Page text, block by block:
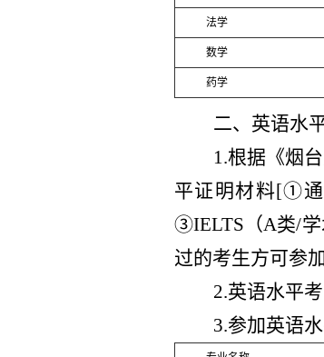
法学
数学
药学
二、英语水
1.根据《烟
平证明材料[①通
③IELTS（A类/学
过的考生方可参
2.英语水平
3.参加英语